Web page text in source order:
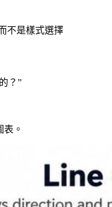
不是樣式選擇
？”
。